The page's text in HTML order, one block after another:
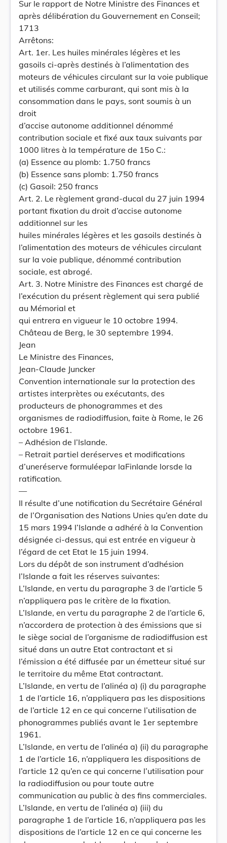
Sur le rapport de Notre Ministre des Finances et
après délibération du Gouvernement en Conseil;
1713
Arrêtons:
Art. 1er. Les huiles minérales légères et les
gasoils ci-après destinés à l’alimentation des
moteurs de véhicules circulant sur la voie publique
et utilisés comme carburant, qui sont mis à la
consommation dans le pays, sont soumis à un
droit
d’accise autonome additionnel dénommé
contribution sociale et fixé aux taux suivants par
1000 litres à la température de 15o C.:
(a) Essence au plomb: 1.750 francs
(b) Essence sans plomb: 1.750 francs
(c) Gasoil: 250 francs
Art. 2. Le règlement grand-ducal du 27 juin 1994
portant fixation du droit d’accise autonome
additionnel sur les
huiles minérales légères et les gasoils destinés à
l’alimentation des moteurs de véhicules circulant
sur la voie publique, dénommé contribution
sociale, est abrogé.
Art. 3. Notre Ministre des Finances est chargé de
l’exécution du présent règlement qui sera publié
au Mémorial et
qui entrera en vigueur le 10 octobre 1994.
Château de Berg, le 30 septembre 1994.
Jean
Le Ministre des Finances,
Jean-Claude Juncker
Convention internationale sur la protection des
artistes interprètes ou exécutants, des
producteurs de phonogrammes et des
organismes de radiodiffusion, faite à Rome, le 26
octobre 1961.
– Adhésion de l’Islande.
– Retrait partiel deréserves et modifications
d’uneréserve formuléepar laFinlande lorsde la
ratification.
—
Il résulte d’une notification du Secrétaire Général
de l’Organisation des Nations Unies qu’en date du
15 mars 1994 l’Islande a adhéré à la Convention
désignée ci-dessus, qui est entrée en vigueur à
l’égard de cet Etat le 15 juin 1994.
Lors du dépôt de son instrument d’adhésion
l’Islande a fait les réserves suivantes:
L’Islande, en vertu du paragraphe 3 de l’article 5
n’appliquera pas le critère de la fixation.
L’Islande, en vertu du paragraphe 2 de l’article 6,
n’accordera de protection à des émissions que si
le siège social de l’organisme de radiodiffusion est
situé dans un autre Etat contractant et si
l’émission a été diffusée par un émetteur situé sur
le territoire du même Etat contractant.
L’Islande, en vertu de l’alinéa a) (i) du paragraphe
1 de l’article 16, n’appliquera pas les dispositions
de l’article 12 en ce qui concerne l’utilisation de
phonogrammes publiés avant le 1er septembre
1961.
L’Islande, en vertu de l’alinéa a) (ii) du paragraphe
1 de l’article 16, n’appliquera les dispositions de
l’article 12 qu’en ce qui concerne l’utilisation pour
la radiodiffusion ou pour toute autre
communication au public à des fins commerciales.
L’Islande, en vertu de l’alinéa a) (iii) du
paragraphe 1 de l’article 16, n’appliquera pas les
dispositions de l’article 12 en ce qui concerne les